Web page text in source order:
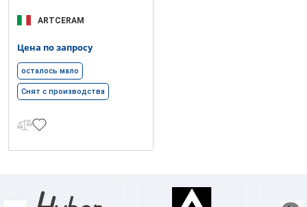
ARTCERAM
Цена по запросу
осталось мало
Снят с производства